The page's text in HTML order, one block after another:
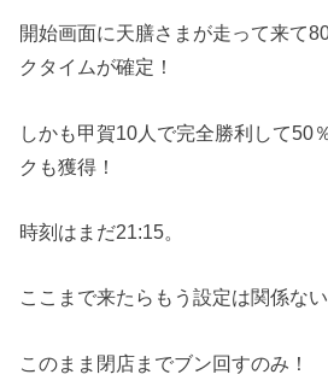
開始画面に天膳さまが走って来て
クタイムが確定！
しかも甲賀10人で完全勝利して50
クも獲得！
時刻はまだ21:15。
ここまで来たらもう設定は関係ない
このまま閉店までブン回すのみ！